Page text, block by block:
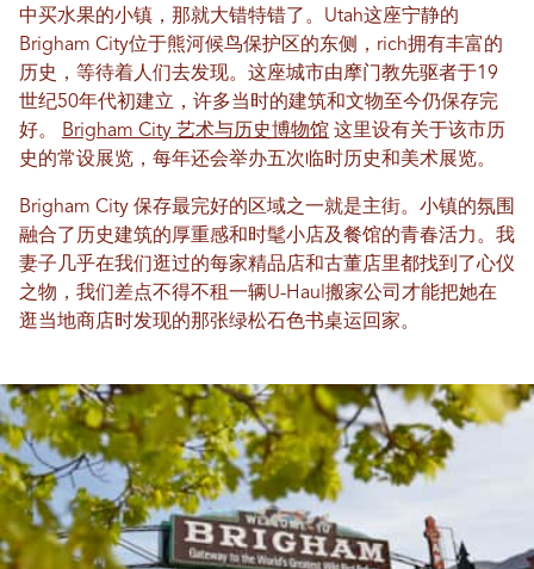
中买水果的小镇，那就大错特错了。Utah这座宁静的
Brigham City位于熊河候鸟保护区的东侧，rich拥有丰富的
历史，等待着人们去发现。这座城市由摩门教先驱者于19
世纪50年代初建立，许多当时的建筑和文物至今仍保存完
好。
Brigham City 艺术与历史博物馆 这里设有关于该市历
史的常设展览，每年还会举办五次临时历史和美术展览。
Brigham City 保存最完好的区域之一就是主街。小镇的氛围
融合了历史建筑的厚重感和时髦小店及餐馆的青春活力。我
妻子几乎在我们逛过的每家精品店和古董店里都找到了心仪
之物，我们差点不得不租一辆U-Haul搬家公司才能把她在
逛当地商店时发现的那张绿松石色书桌运回家。